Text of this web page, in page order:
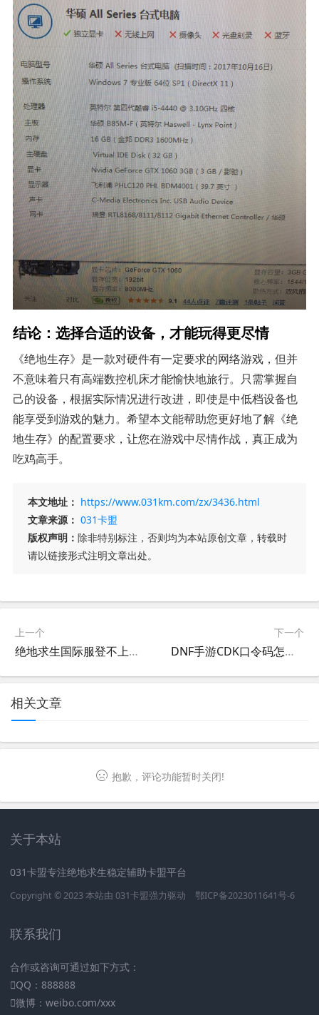
结论：选择合适的设备，才能玩得更尽情
《绝地生存》是一款对硬件有一定要求的网络游戏，但并
不意味着只有高端数控机床才能愉快地旅行。只需掌握自
己的设备，根据实际情况进行改进，即使是中低档设备也
能享受到游戏的魅力。希望本文能帮助您更好地了解《绝
地生存》的配置要求，让您在游戏中尽情作战，真正成为
吃鸡高手。
本文地址： https://www.031km.com/zx/3436.html
文章来源： 031卡盟
版权声明： 除非特别标注，否则均为本站原创文章，转载时
请以链接形式注明文章出处。
上一个
绝地求生国际服登不上去怎么办-绝地求生国际服无法登录的解决方法
下一个
DNF手游CDK口令码怎么获得-DNF手游CDK口令码获取方法及使用教程
相关文章
抱歉，评论功能暂时关闭!
关于本站
031卡盟专注绝地求生稳定辅助卡盟平台
Copyright © 2023 本站由 031卡盟强力驱动 鄂ICP备2023011641号-6
联系我们
合作或咨询可通过如下方式：
QQ：888888
微博：weibo.com/xxx